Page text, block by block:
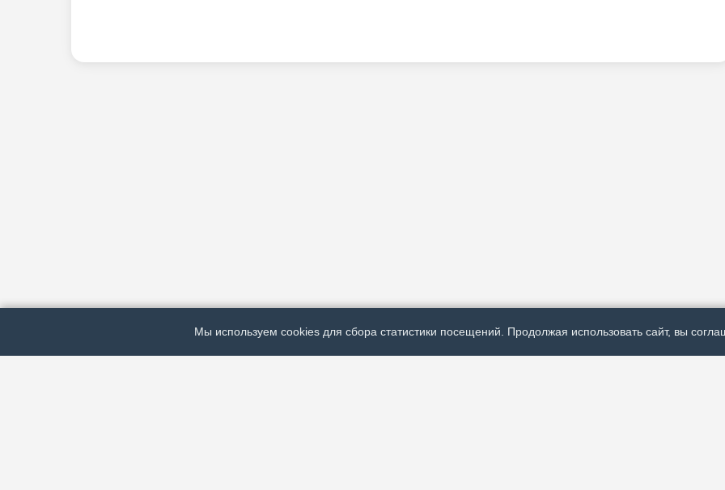
Мы используем cookies для сбора статистики посещений. Продолжая использовать сайт, вы